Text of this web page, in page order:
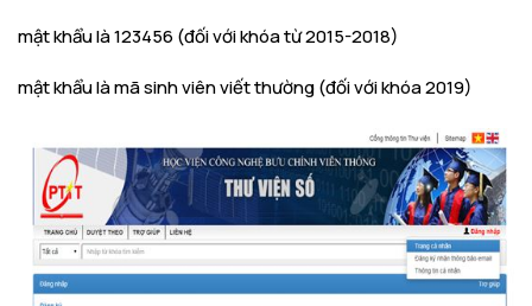
mật khẩu là 123456 (đối với khóa từ 2015-2018)
mật khẩu là mã sinh viên viết thường (đối với khóa 2019)